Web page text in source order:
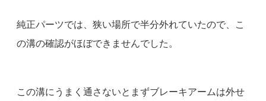
純正パーツでは、狭い場所で半分外れていたので、こ
の溝の確認がほぼできませんでした。
この溝にうまく通さないとまずブレーキアームは外せ